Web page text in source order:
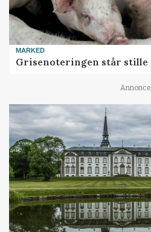
MARKED
Grisenoteringen står stille
Annonce